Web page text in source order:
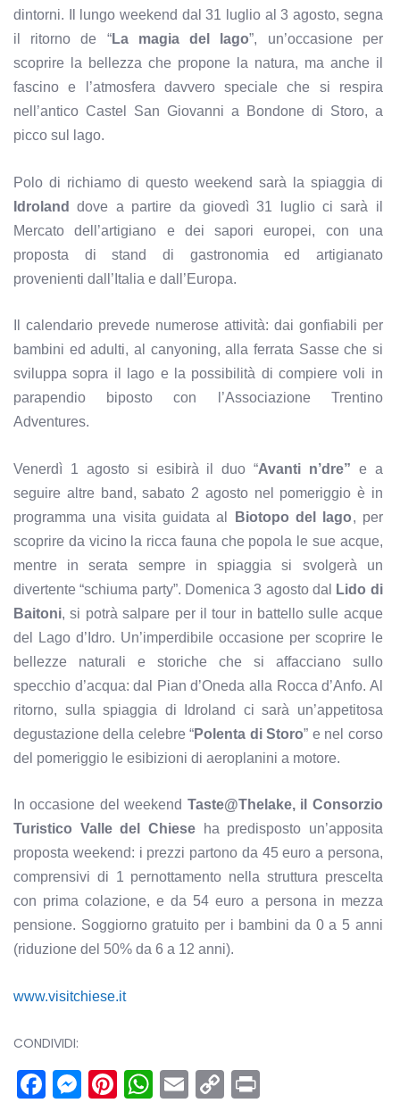
dintorni. Il lungo weekend dal 31 luglio al 3 agosto, segna
il ritorno de “La magia del lago”, un’occasione per
scoprire la bellezza che propone la natura, ma anche il
fascino e l’atmosfera davvero speciale che si respira
nell’antico Castel San Giovanni a Bondone di Storo, a
picco sul lago.
Polo di richiamo di questo weekend sarà la spiaggia di
Idroland
dove a partire da giovedì 31 luglio ci sarà il
Mercato dell’artigiano e dei sapori europei, con una
proposta di stand di gastronomia ed artigianato
provenienti dall’Italia e dall’Europa.
Il calendario prevede numerose attività: dai gonfiabili per
bambini ed adulti, al canyoning, alla ferrata Sasse che si
sviluppa sopra il lago e la possibilità di compiere voli in
parapendio biposto con l’Associazione Trentino
Adventures.
Venerdì 1 agosto si esibirà il duo “Avanti n’dre” e a
seguire altre band, sabato 2 agosto nel pomeriggio è in
programma una visita guidata al
Biotopo del lago, per
scoprire da vicino la ricca fauna che popola le sue acque,
mentre in serata sempre in spiaggia si svolgerà un
divertente “schiuma party”. Domenica 3 agosto dal
Lido di
Baitoni, si potrà salpare per il tour in battello sulle acque
del Lago d’Idro. Un’imperdibile occasione per scoprire le
bellezze naturali e storiche che si affacciano sullo
specchio d’acqua: dal Pian d’Oneda alla Rocca d’Anfo. Al
ritorno, sulla spiaggia di Idroland ci sarà un’appetitosa
degustazione della celebre “Polenta di Storo” e nel corso
del pomeriggio le esibizioni di aeroplanini a motore.
In occasione del weekend Taste@Thelake, il Consorzio
Turistico Valle del Chieseha predisposto un’apposita
proposta weekend: i prezzi partono da 45 euro a persona,
comprensivi di 1 pernottamento nella struttura prescelta
con prima colazione, e da 54 euro a persona in mezza
pensione. Soggiorno gratuito per i bambini da 0 a 5 anni
(riduzione del 50% da 6 a 12 anni).
www.visitchiese.it
CONDIVIDI:
Facebook
Messenger
Pinterest
WhatsApp
Email
Copy